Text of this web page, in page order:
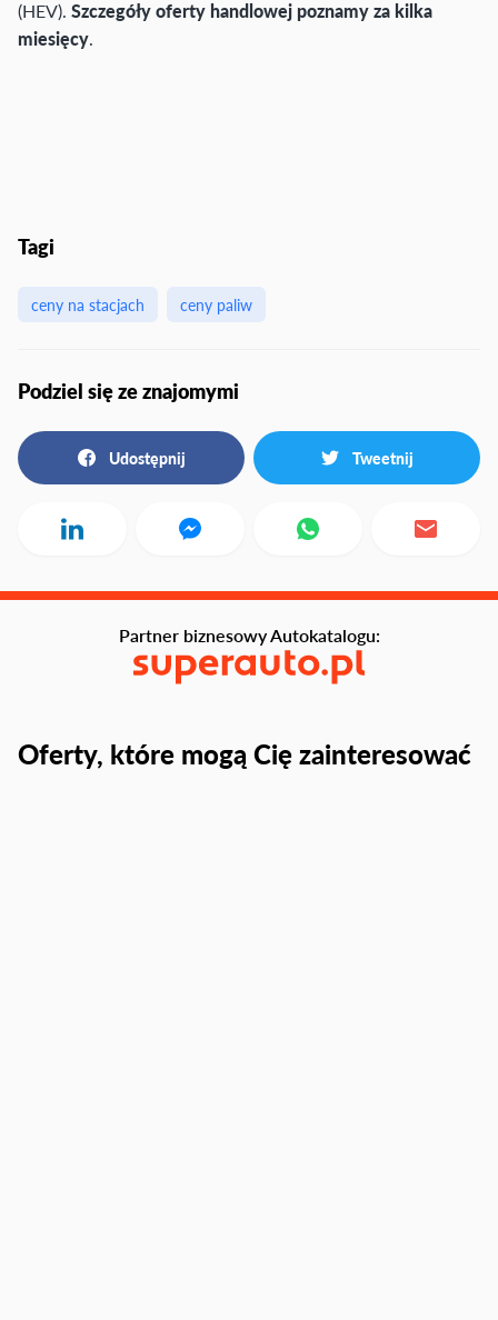
(HEV). Szczegóły oferty handlowej poznamy za kilka
miesięcy.
Tagi
ceny na stacjach ceny paliw
Podziel się ze znajomymi
Udostępnij Tweetnij
Oferty, które mogą Cię zainteresować
Partner biznesowy Autokatalogu: